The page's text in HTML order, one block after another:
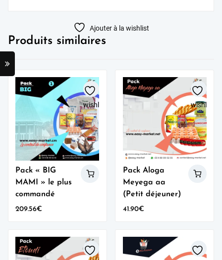
Ajouter à la wishlist
Produits similaires
wishlist
Pack « BIG
MAMI » le plus
commandé
209.56€
wishlist
Pack Aloga
Meyega aa
(Petit déjeuner)
41.90€